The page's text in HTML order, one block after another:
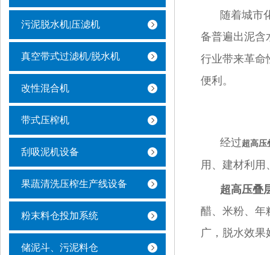
污泥脱水机|压滤机
真空带式过滤机/脱水机
改性混合机
带式压榨机
刮吸泥机设备
果蔬清洗压榨生产线设备
粉末料仓投加系统
储泥斗、污泥料仓
随着城市
备普遍出泥含
行业带来革命
便利。
经过超高压
用、建材利
超高压叠
醋、米粉、年
广，脱水效